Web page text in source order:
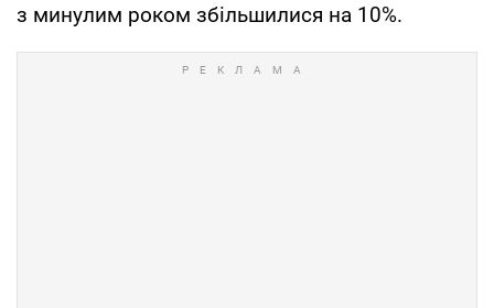
з минулим роком збільшилися на 10%.